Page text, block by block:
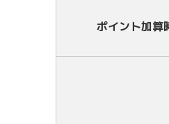
ポイント加算